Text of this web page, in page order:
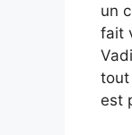
un
fait
tout
est